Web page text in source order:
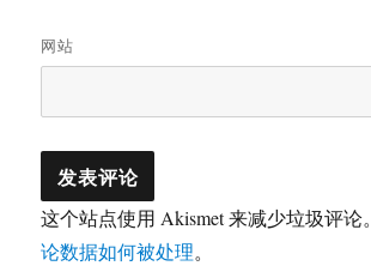
网站
这个站点使用 Akismet 来减少垃圾评论。
论数据如何被处理。